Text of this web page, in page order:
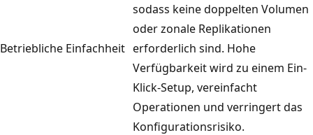
Betriebliche Einfachheit
sodass keine doppelten Volumen
oder zonale Replikationen
erforderlich sind. Hohe
Verfügbarkeit wird zu einem Ein-
Klick-Setup, vereinfacht
Operationen und verringert das
Konfigurationsrisiko.